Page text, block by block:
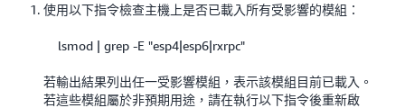
使用以下指令檢查主機上是否已載入所有受影響的模組：
lsmod | grep -E "esp4|esp6|rxrpc"
若輸出結果列出任一受影響模組，表示該模組目前已載入。
若這些模組屬於非預期用途，請在執行以下指令後重新啟